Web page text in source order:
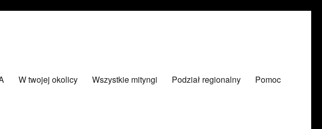
W twojej okolicy Wszystkie mityngi Podział regionalny Pomoc